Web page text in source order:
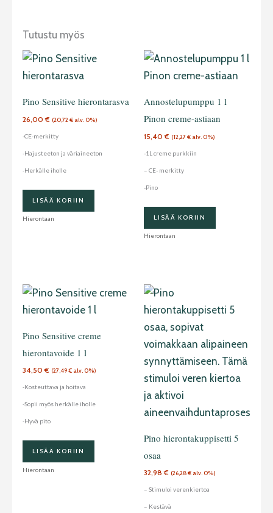
Tutustu myös
Pino Sensitive hierontarasva
26,00€ (20,72 € alv. 0%)
-CE-merkitty
-Hajusteeton ja väriaineeton
-Herkälle iholle
LISÄÄ KORIIN
Hierontaan
Annostelupumppu 1 l
Pinon creme-astiaan
15,40€ (12,27€ alv. 0%)
-1L creme purkkiin
– CE- merkitty
-Pino
LISÄÄ KORIIN
Hierontaan
Pino Sensitive creme
hierontavoide 1 l
34,50€ (27,49€ alv. 0%)
-Kosteuttava ja hoitava
-Sopii myös herkälle iholle
-Hyvä pito
LISÄÄ KORIIN
Hierontaan
Pino hierontakuppisetti 5
osaa
32,98€ (26,28€ alv. 0%)
– Stimuloi verenkiertoa
– Kestävä